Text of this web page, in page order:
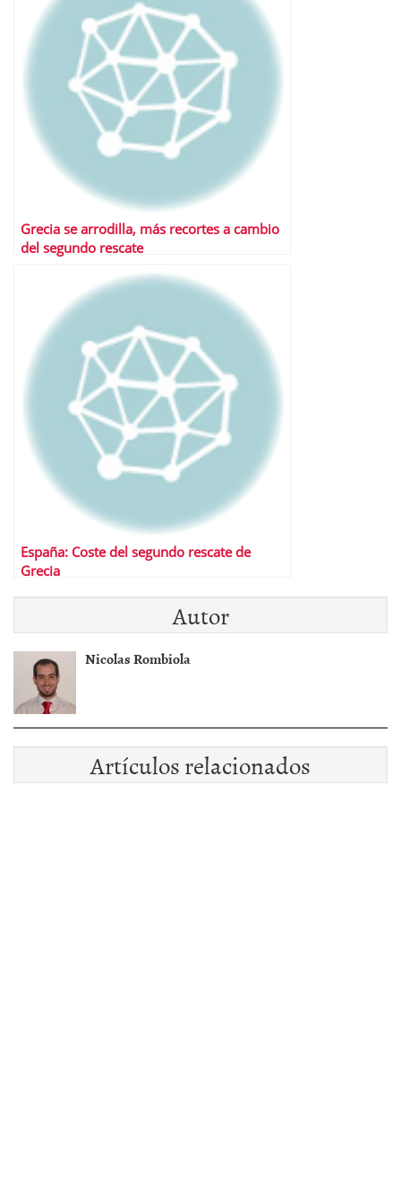
Grecia se arrodilla, más recortes a cambio
del segundo rescate
España: Coste del segundo rescate de
Grecia
Autor
Nicolas Rombiola
Artículos relacionados